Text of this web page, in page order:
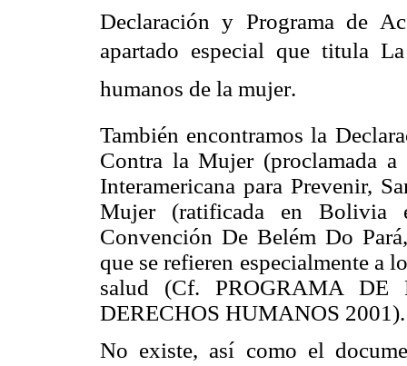
Declaración y Programa de
apartado especial que titula
humanos de la mujer.
También encontramos la
Contra la Mujer (proclamada
Interamericana para Prevenir,
Mujer (ratificada en Bolivia
Convención De Belém Do
que se refieren especialmente a
salud (Cf. PROGRAMA DE
DERECHOS HUMANOS 2001).
No existe, así como el